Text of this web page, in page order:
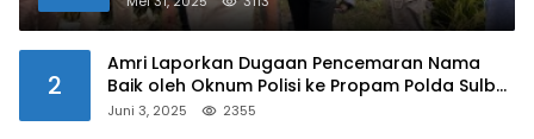
2
Amri Laporkan Dugaan Pencemaran Nama
Baik oleh Oknum Polisi ke Propam Polda Sulbar
Juni 3, 2025 2355